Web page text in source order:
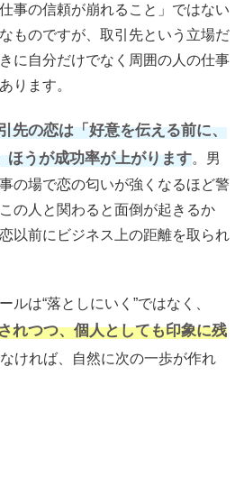
事の信頼が崩れること」ではない
ものですが、取引先という立場だ
に自分だけでなく周囲の人の仕事
ります。
先の恋は「好意を伝える前に、
ほうが成功率が上がります。男
の場で恋の匂いが強くなるほど警
の人と関わると面倒が起きるか
以前にビジネス上の距離を取られ
ルは“落としにいく”ではなく、
れつつ、個人としても印象に残
ければ、自然に次の一歩が作れ